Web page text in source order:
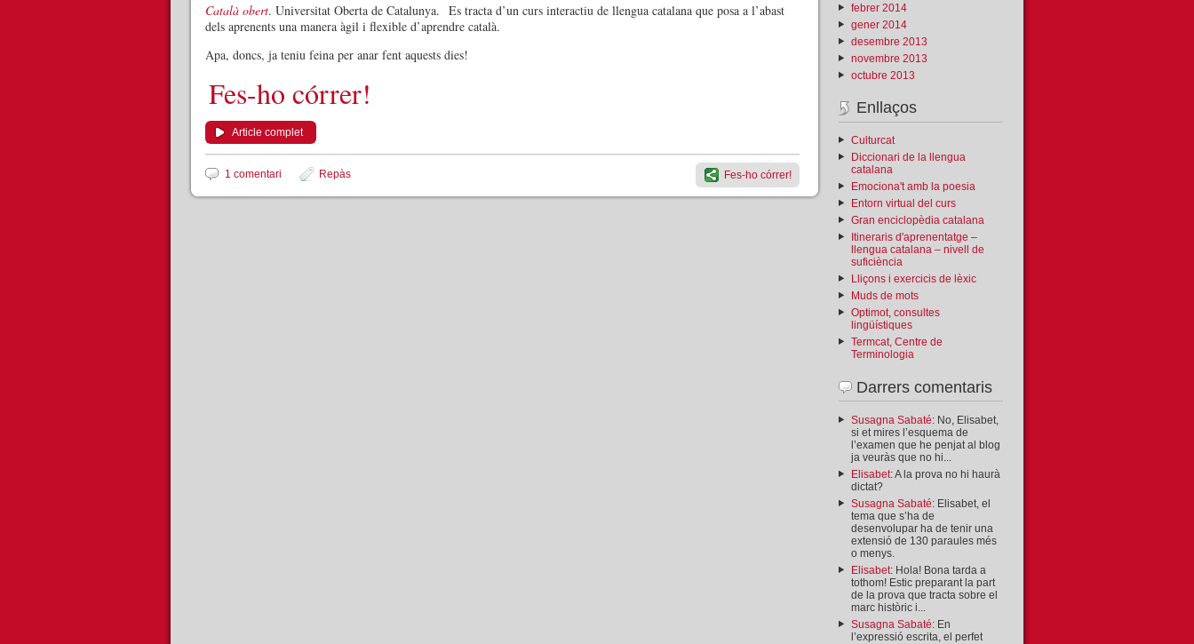
Català obert. Universitat Oberta de Catalunya. Es tracta d’un curs interactiu de llengua catalana que posa a l’abast
dels aprenents una manera àgil i flexible d’aprendre català.
Apa, doncs, ja teniu feina per anar fent aquests dies!
Fes-ho córrer!
Article complet
1 comentari Repàs Fes-ho córrer!
febrer 2014
gener 2014
desembre 2013
novembre 2013
octubre 2013
Enllaços
Culturcat
Diccionari de la llengua
catalana
Emociona't amb la poesia
Entorn virtual del curs
Gran enciclopèdia catalana
Itineraris d'aprenentatge –
llengua catalana – nivell de
suficiència
Lliçons i exercicis de lèxic
Muds de mots
Optimot, consultes
lingüístiques
Termcat, Centre de
Terminologia
Darrers comentaris
Susagna Sabaté: No, Elisabet,
si et mires l’esquema de
l’examen que he penjat al blog
ja veuràs que no hi...
Elisabet: A la prova no hi haurà
dictat?
Susagna Sabaté: Elisabet, el
tema que s’ha de
desenvolupar ha de tenir una
extensió de 130 paraules més
o menys.
Elisabet: Hola! Bona tarda a
tothom! Estic preparant la part
de la prova que tracta sobre el
marc històric i...
Susagna Sabaté: En
l’expressió escrita, el perfet